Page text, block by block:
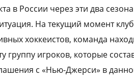
в России через эти два
На текущий момент
хоккеистов, команда
группу игроков, которые
с «Нью-Джерси» в